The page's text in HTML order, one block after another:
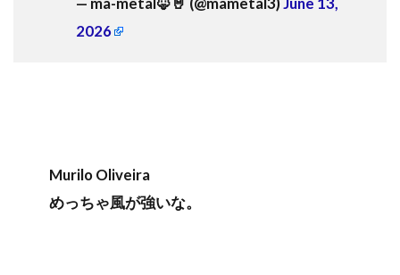
2026
Murilo Oliveira
めっちゃ風が強いな。